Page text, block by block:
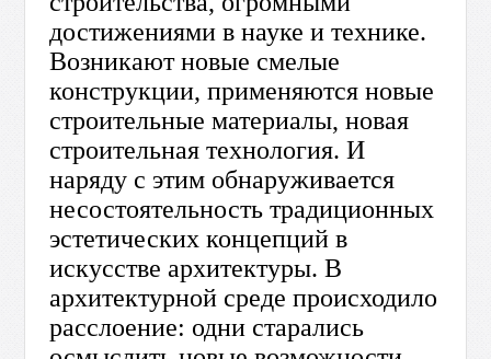
достижениями в науке и технике.
Возникают новые смелые
конструкции, применяются новые
строительные материалы, новая
строительная технология. И
наряду с этим обнаруживается
несостоятельность традиционных
эстетических концепций в
искусстве архитектуры. В
архитектурной среде происходило
расслоение: одни старались